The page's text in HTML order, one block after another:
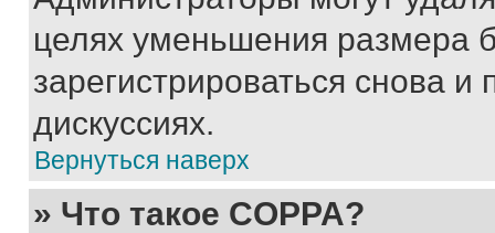
целях уменьшения размера
зарегистрироваться снова и
дискуссиях.
Вернуться наверх
» Что такое COPPA?